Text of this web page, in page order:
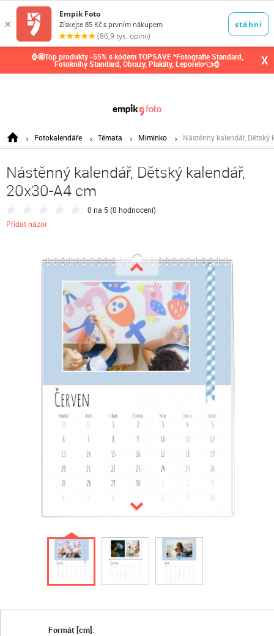
⌚🤩Top produkty -55% s kódem TOPSAVE *Fotografie Standard,
Fotoknihy Standard, Obrazy, Plakáty, Leporelo👈⌚ X
Fotokalendáře Témata Miminko Nástěnný kalendář, Dětský
Nástěnný kalendář, Dětský kalendář,
20x30-A4 cm
0 na 5 (0 hodnocení)
Přidat názor
Formát [cm]: